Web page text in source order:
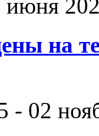
июня
на
- 02